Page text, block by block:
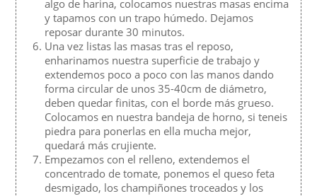
algo de harina, colocamos nuestras masas encima
y tapamos con un trapo húmedo. Dejamos
reposar durante 30 minutos.
Una vez listas las masas tras el reposo,
enharinamos nuestra superficie de trabajo y
extendemos poco a poco con las manos dando
forma circular de unos 35-40cm de diámetro,
deben quedar finitas, con el borde más grueso.
Colocamos en nuestra bandeja de horno, si teneis
piedra para ponerlas en ella mucha mejor,
quedará más crujiente.
Empezamos con el relleno, extendemos el
concentrado de tomate, ponemos el queso feta
desmigado, los champiñones troceados y los